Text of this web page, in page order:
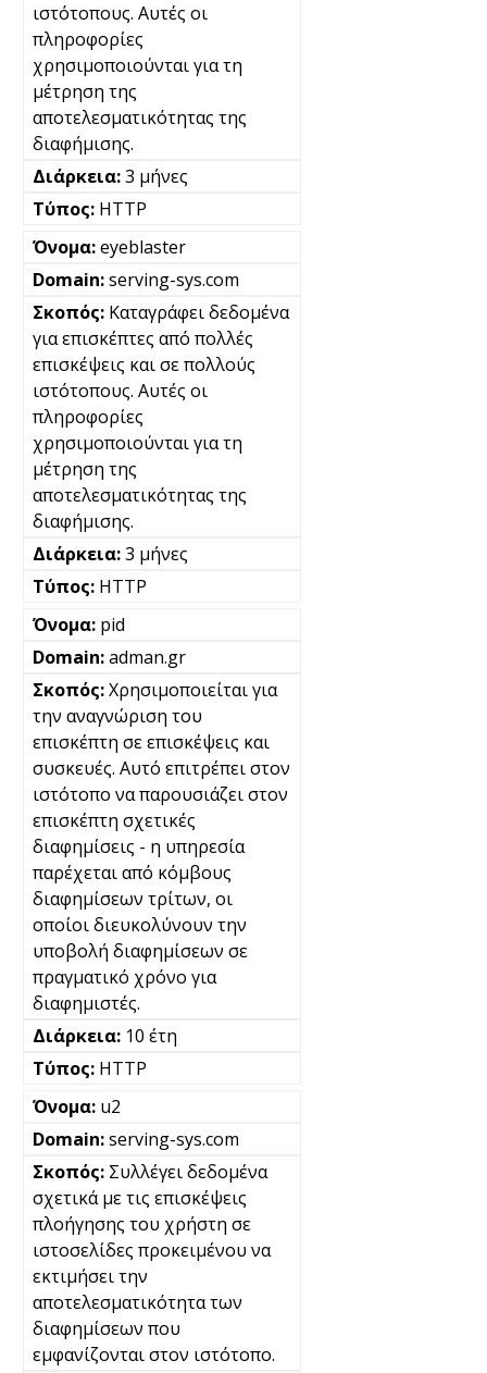
ιστότοπους. Αυτές οι
πληροφορίες
χρησιμοποιούνται για τη
μέτρηση της
αποτελεσματικότητας της
διαφήμισης.
3 μήνες
HTTP
eyeblaster
serving-sys.com
Καταγράφει δεδομένα
για επισκέπτες από πολλές
επισκέψεις και σε πολλούς
ιστότοπους. Αυτές οι
πληροφορίες
χρησιμοποιούνται για τη
μέτρηση της
αποτελεσματικότητας της
διαφήμισης.
3 μήνες
HTTP
pid
adman.gr
Χρησιμοποιείται για
την αναγνώριση του
επισκέπτη σε επισκέψεις και
συσκευές. Αυτό επιτρέπει στον
ιστότοπο να παρουσιάζει στον
επισκέπτη σχετικές
διαφημίσεις - η υπηρεσία
παρέχεται από κόμβους
διαφημίσεων τρίτων, οι
οποίοι διευκολύνουν την
υποβολή διαφημίσεων σε
πραγματικό χρόνο για
διαφημιστές.
10 έτη
HTTP
u2
serving-sys.com
Συλλέγει δεδομένα
σχετικά με τις επισκέψεις
πλοήγησης του χρήστη σε
ιστοσελίδες προκειμένου να
εκτιμήσει την
αποτελεσματικότητα των
διαφημίσεων που
εμφανίζονται στον ιστότοπο.